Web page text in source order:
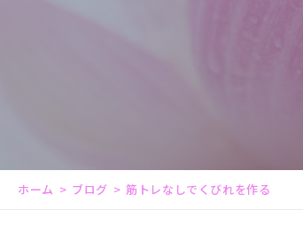
ホーム ブログ 筋トレなしでくびれを作る